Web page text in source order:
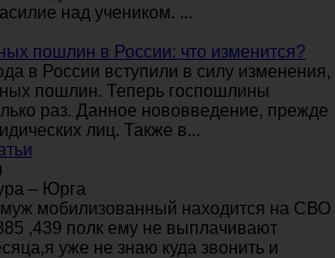
над учеником. ...
пошлин в России: что изменится?
в России вступили в силу изменения,
пошлин. Теперь госпошлины
раз. Данное нововведение, прежде
лиц. Также в...
– Юрга
мобилизованный находится на СВО
,439 полк ему не выплачивают
уже не знаю куда звонить и